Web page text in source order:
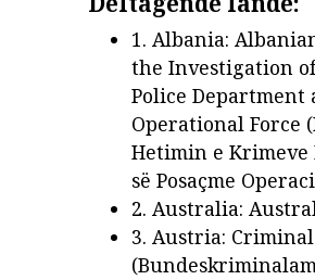
1. Albania:
the Investigation
Police Department
Operational Force
Hetimin e
së Posaçme
2. Australia:
3. Austria: